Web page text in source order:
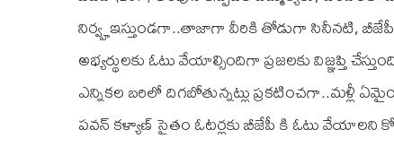
నిర్వ్హఇస్తుండగా..తాజాగా వీరికి తోడుగా సినీనటి,
అభ్యర్థులకు ఓటు వేయాల్సిందిగా ప్రజలకు విజ్ఞప్తి
ఎన్నికల బరిలో దిగబోతున్నట్లు ప్రకటించగా..మళ్లీ
పవన్ కళ్యాణ్ సైతం ఓటర్లకు బీజేపీ కి ఓటు వేయాలని